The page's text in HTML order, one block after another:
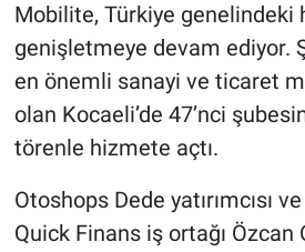
Mobilite, Türkiye genelindeki
genişletmeye devam ediyor.
en önemli sanayi ve ticaret
olan Kocaeli’de 47’nci
törenle hizmete açtı.
Otoshops Dede yatırımcısı
Quick Finans iş ortağı Özcan